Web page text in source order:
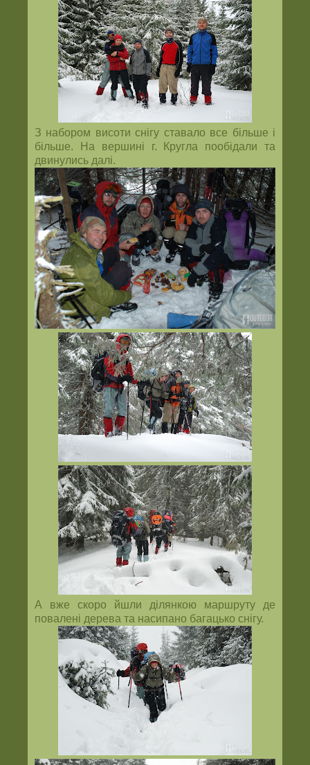
З набором висоти снігу ставало все більше і
більше. На вершині г. Кругла пообідали та
двинулись далі.
А вже скоро йшли ділянкою маршруту де
повалені дерева та насипано багацько снігу.